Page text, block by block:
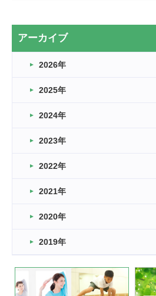
2026.03.20
なぎなた
2026.03.16
車いすバスケとRくんのお話
卒業・卒園の季節★
2026.03.11
緑ケ丘体育館
2022.11.03
緑ケ丘体育館
いたっぼーる大会☆彡
緑ケ丘体育館
アーカイブ
2026年
2025年
2024年
2023年
2022年
2021年
2020年
2019年